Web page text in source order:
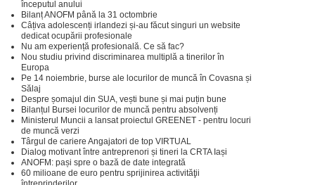
începutul anului
Bilanț ANOFM până la 31 octombrie
Câțiva adolescenți irlandezi și-au făcut singuri un website
dedicat ocupării profesionale
Nu am experiență profesională. Ce să fac?
Nou studiu privind discriminarea multiplă a tinerilor în
Europa
Pe 14 noiembrie, burse ale locurilor de muncă în Covasna și
Sălaj
Despre șomajul din SUA, vești bune și mai puțin bune
Bilanțul Bursei locurilor de muncă pentru absolvenți
Ministerul Muncii a lansat proiectul GREENET - pentru locuri
de muncă verzi
Târgul de cariere Angajatori de top VIRTUAL
Dialog motivant între antreprenori și tineri la CRTA Iași
ANOFM: pași spre o bază de date integrată
60 milioane de euro pentru sprijinirea activităţii